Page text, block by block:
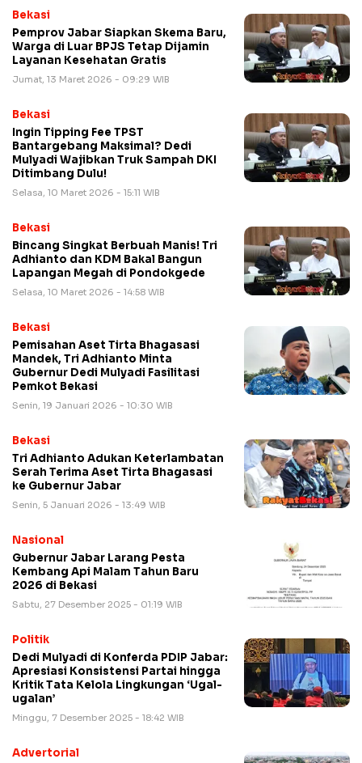
Bekasi
Pemprov Jabar Siapkan Skema Baru,
Warga di Luar BPJS Tetap Dijamin
Layanan Kesehatan Gratis
Jumat, 13 Maret 2026 - 09:29 WIB
Bekasi
Ingin Tipping Fee TPST
Bantargebang Maksimal? Dedi
Mulyadi Wajibkan Truk Sampah DKI
Ditimbang Dulu!
Selasa, 10 Maret 2026 - 15:11 WIB
Bekasi
Bincang Singkat Berbuah Manis! Tri
Adhianto dan KDM Bakal Bangun
Lapangan Megah di Pondokgede
Selasa, 10 Maret 2026 - 14:58 WIB
Bekasi
Pemisahan Aset Tirta Bhagasasi
Mandek, Tri Adhianto Minta
Gubernur Dedi Mulyadi Fasilitasi
Pemkot Bekasi
Senin, 19 Januari 2026 - 10:30 WIB
Bekasi
Tri Adhianto Adukan Keterlambatan
Serah Terima Aset Tirta Bhagasasi
ke Gubernur Jabar
Senin, 5 Januari 2026 - 13:49 WIB
Nasional
Gubernur Jabar Larang Pesta
Kembang Api Malam Tahun Baru
2026 di Bekasi
Sabtu, 27 Desember 2025 - 01:19 WIB
Politik
Dedi Mulyadi di Konferda PDIP Jabar:
Apresiasi Konsistensi Partai hingga
Kritik Tata Kelola Lingkungan ‘Ugal-
ugalan’
Minggu, 7 Desember 2025 - 18:42 WIB
Advertorial